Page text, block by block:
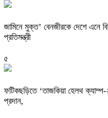
জামিনে মুক্ত’ বেনজীরকে দেশে এনে
প্রতিমন্ত্রী
৫
ফটিকছড়িতে ‘তাজকিয়া হেলথ
প্রদান,